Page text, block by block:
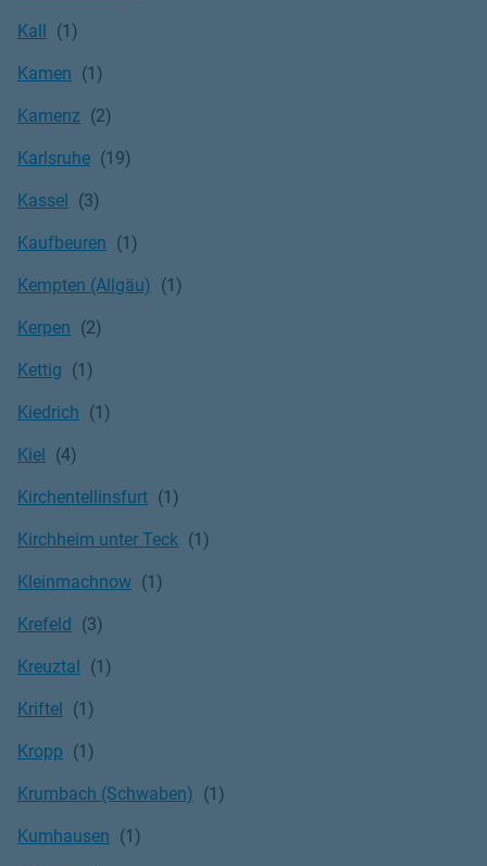
Kall
Kamen
Kamenz
Karlsruhe
Kassel
Kaufbeuren
Kempten (Allgäu)
Kerpen
Kettig
Kiedrich
Kiel
Kirchentellinsfurt
Kirchheim unter Teck
Kleinmachnow
Krefeld
Kreuztal
Kriftel
Kropp
Krumbach (Schwaben)
Kumhausen